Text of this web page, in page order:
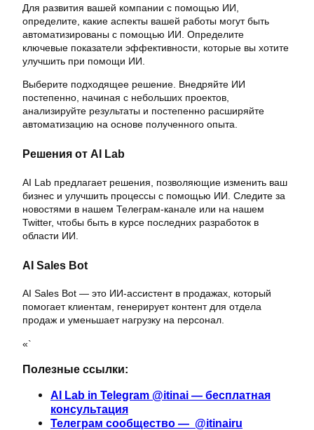
Для развития вашей компании с помощью ИИ,
определите, какие аспекты вашей работы могут быть
автоматизированы с помощью ИИ. Определите
ключевые показатели эффективности, которые вы хотите
улучшить при помощи ИИ.
Выберите подходящее решение. Внедряйте ИИ
постепенно, начиная с небольших проектов,
анализируйте результаты и постепенно расширяйте
автоматизацию на основе полученного опыта.
Решения от AI Lab
AI Lab предлагает решения, позволяющие изменить ваш
бизнес и улучшить процессы с помощью ИИ. Следите за
новостями в нашем Телеграм-канале или на нашем
Twitter, чтобы быть в курсе последних разработок в
области ИИ.
AI Sales Bot
AI Sales Bot — это ИИ-ассистент в продажах, который
помогает клиентам, генерирует контент для отдела
продаж и уменьшает нагрузку на персонал.
«`
Полезные ссылки:
AI Lab in Telegram @itinai — бесплатная
консультация
Телеграм сообщество — @itinairu